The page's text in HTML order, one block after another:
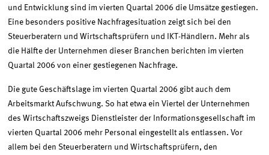
und Entwicklung sind im vierten Quartal 2006 die Umsätze gestiegen.
Eine besonders positive Nachfragesituation zeigt sich bei den
Steuerberatern und Wirtschaftsprüfern und IKT-Händlern. Mehr als
die Hälfte der Unternehmen dieser Branchen berichten im vierten
Quartal 2006 von einer gestiegenen Nachfrage.
Die gute Geschäftslage im vierten Quartal 2006 gibt auch dem
Arbeitsmarkt Aufschwung. So hat etwa ein Viertel der Unternehmen
des Wirtschaftszweigs Dienstleister der Informationsgesellschaft im
vierten Quartal 2006 mehr Personal eingestellt als entlassen. Vor
allem bei den Steuerberatern und Wirtschaftsprüfern, den